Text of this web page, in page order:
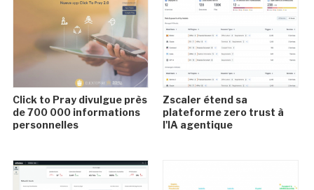
Click to Pray divulgue près
de 700 000 informations
personnelles
Zscaler étend sa
plateforme zero trust à
l'IA agentique